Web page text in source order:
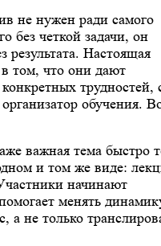
не нужен ради самого
без четкой задачи, он
результата. Настоящая
том, что они дают
трудностей,
обучения.
важная тема быстро
и том же виде:
начинают
менять
а не только